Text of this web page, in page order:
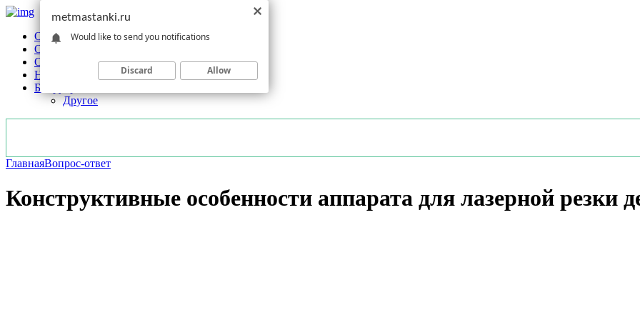
Обзоры станков
Оборудование
Обработка
Новости отрасли
Без рубрики
Другое
ГлавнаяВопрос-ответ
Конструктивные особенности аппарата для лазерной резки
metmastanki.ru
Would like to send you notifications
Discard Allow